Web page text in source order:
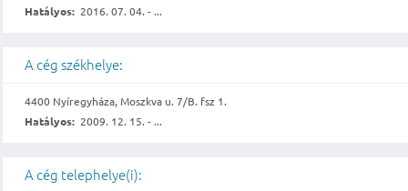
Hatályos: 2016. 07. 04. - ...
A cég székhelye:
4400 Nyíregyháza, Moszkva u. 7/B. fsz 1.
Hatályos: 2009. 12. 15. - ...
A cég telephelye(i):